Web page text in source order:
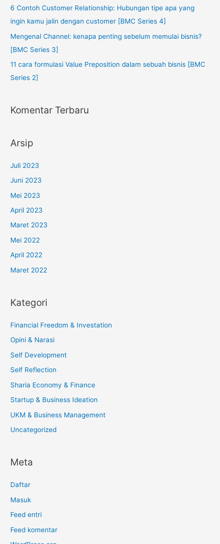
6 Contoh Customer Relationship: Hubungan tipe apa yang
ingin kamu jalin dengan customer [BMC Series 4]
Mengenal Channel: kenapa penting sebelum memulai bisnis?
[BMC Series 3]
11 cara formulasi Value Preposition dalam sebuah bisnis [BMC
Series 2]
Komentar Terbaru
Arsip
Juli 2023
Juni 2023
Mei 2023
April 2023
Maret 2023
Mei 2022
April 2022
Maret 2022
Kategori
Financial Freedom & Investation
Opini & Narasi
Self Development
Self Reflection
Sharia Economy & Finance
Startup & Business Ideation
UKM & Business Management
Uncategorized
Meta
Daftar
Masuk
Feed entri
Feed komentar